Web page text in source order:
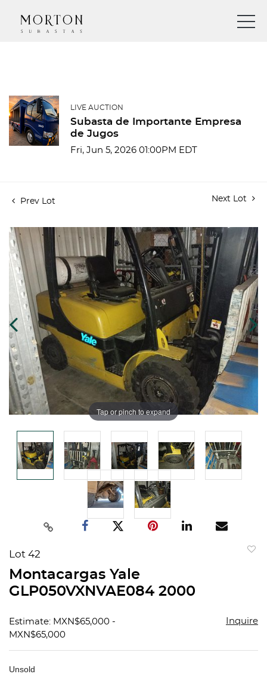
LIVE AUCTION
Subasta de Importante Empresa
de Jugos
Fri, Jun 5, 2026 01:00PM EDT
Prev Lot Next Lot
Tap or pinch to expand
Lot 42
Montacargas Yale
GLP050VXNVAE084 2000
Estimate: MXN$65,000 -
MXN$65,000
Inquire
Unsold